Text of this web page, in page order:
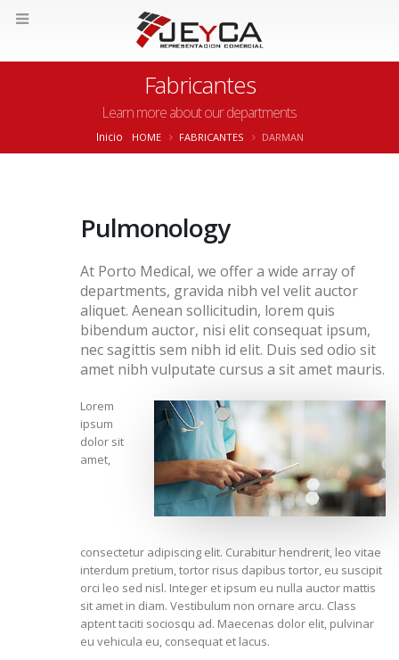
Fabricantes
Learn more about our departments
Inicio HOME FABRICANTES DARMAN
Pulmonology
At Porto Medical, we offer a wide array of
departments, gravida nibh vel velit auctor
aliquet. Aenean sollicitudin, lorem quis
bibendum auctor, nisi elit consequat ipsum,
nec sagittis sem nibh id elit. Duis sed odio sit
amet nibh vulputate cursus a sit amet mauris.
Lorem
ipsum
dolor sit
amet,
consectetur adipiscing elit. Curabitur hendrerit, leo vitae
interdum pretium, tortor risus dapibus tortor, eu suscipit
orci leo sed nisl. Integer et ipsum eu nulla auctor mattis
sit amet in diam. Vestibulum non ornare arcu. Class
aptent taciti sociosqu ad. Maecenas dolor elit, pulvinar
eu vehicula eu, consequat et lacus.